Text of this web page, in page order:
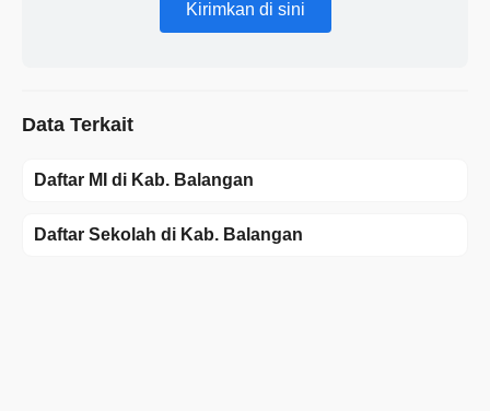
Kirimkan di sini
Data Terkait
Daftar MI di Kab. Balangan
Daftar Sekolah di Kab. Balangan